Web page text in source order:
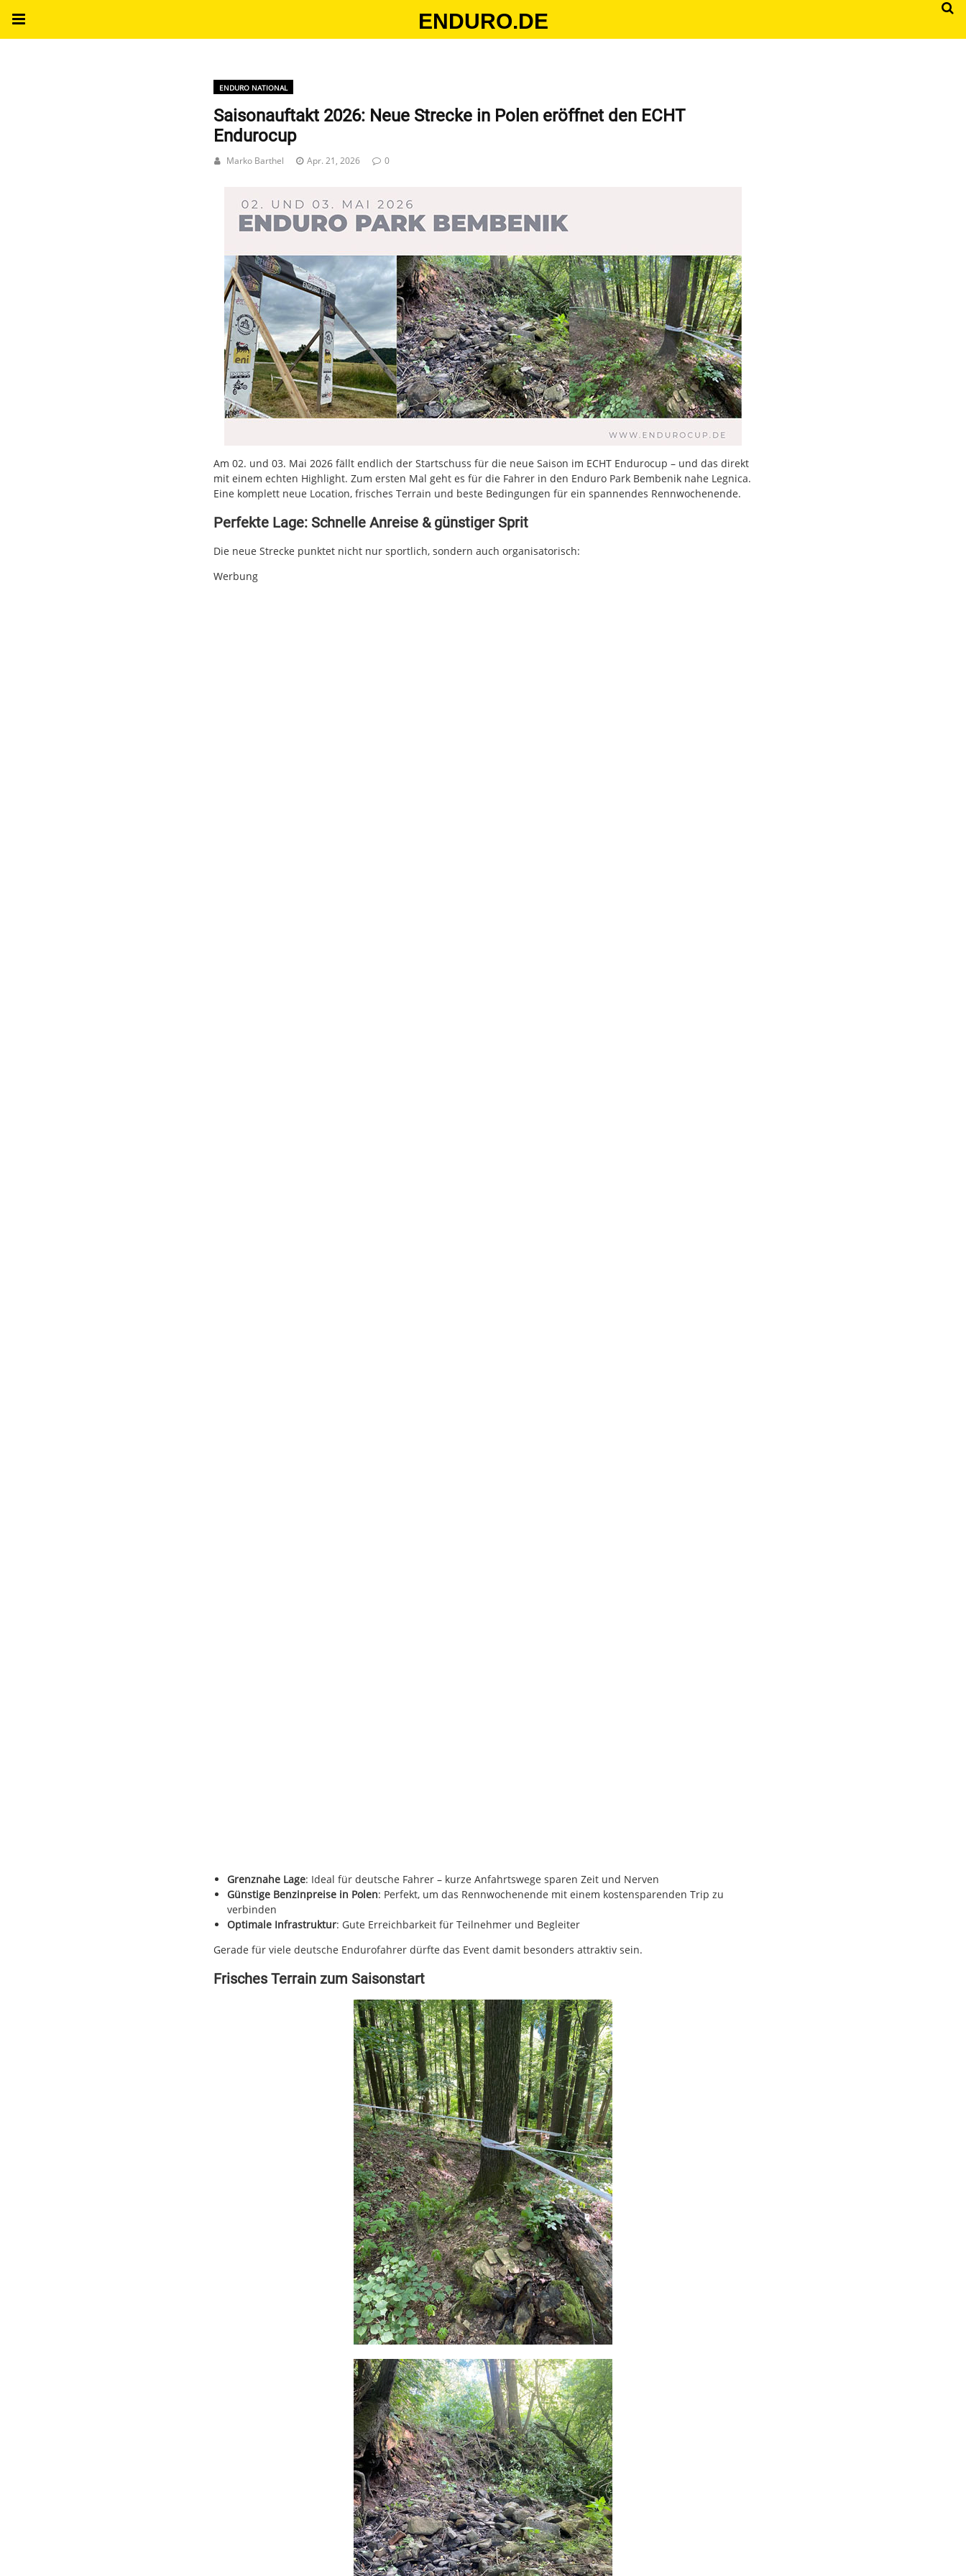
ENDURO.DE
ENDURO NATIONAL
Saisonauftakt 2026: Neue Strecke in Polen eröffnet den ECHT
Endurocup
Marko Barthel Apr. 21, 2026 0
Am 02. und 03. Mai 2026 fällt endlich der Startschuss für die neue Saison im ECHT Endurocup – und das direkt
mit einem echten Highlight. Zum ersten Mal geht es für die Fahrer in den Enduro Park Bembenik nahe Legnica.
Eine komplett neue Location, frisches Terrain und beste Bedingungen für ein spannendes Rennwochenende.
Perfekte Lage: Schnelle Anreise & günstiger Sprit
Die neue Strecke punktet nicht nur sportlich, sondern auch organisatorisch:
Werbung
Grenznahe Lage: Ideal für deutsche Fahrer – kurze Anfahrtswege sparen Zeit und Nerven
Günstige Benzinpreise in Polen: Perfekt, um das Rennwochenende mit einem kostensparenden Trip zu
verbinden
Optimale Infrastruktur: Gute Erreichbarkeit für Teilnehmer und Begleiter
Gerade für viele deutsche Endurofahrer dürfte das Event damit besonders attraktiv sein.
Frisches Terrain zum Saisonstart